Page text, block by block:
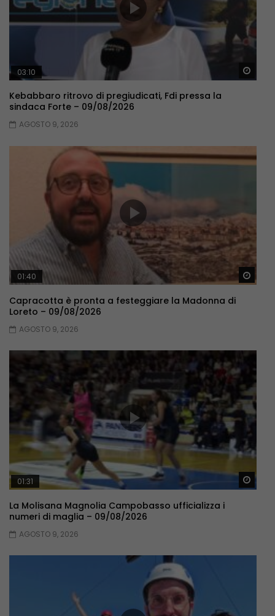
03:10
Kebabbaro ritrovo di pregiudicati, Fdi pressa la
sindaca Forte – 09/08/2026
AGOSTO 9, 2026
01:40
Capracotta è pronta a festeggiare la Madonna di
Loreto – 09/08/2026
AGOSTO 9, 2026
01:31
La Molisana Magnolia Campobasso ufficializza i
numeri di maglia – 09/08/2026
AGOSTO 9, 2026